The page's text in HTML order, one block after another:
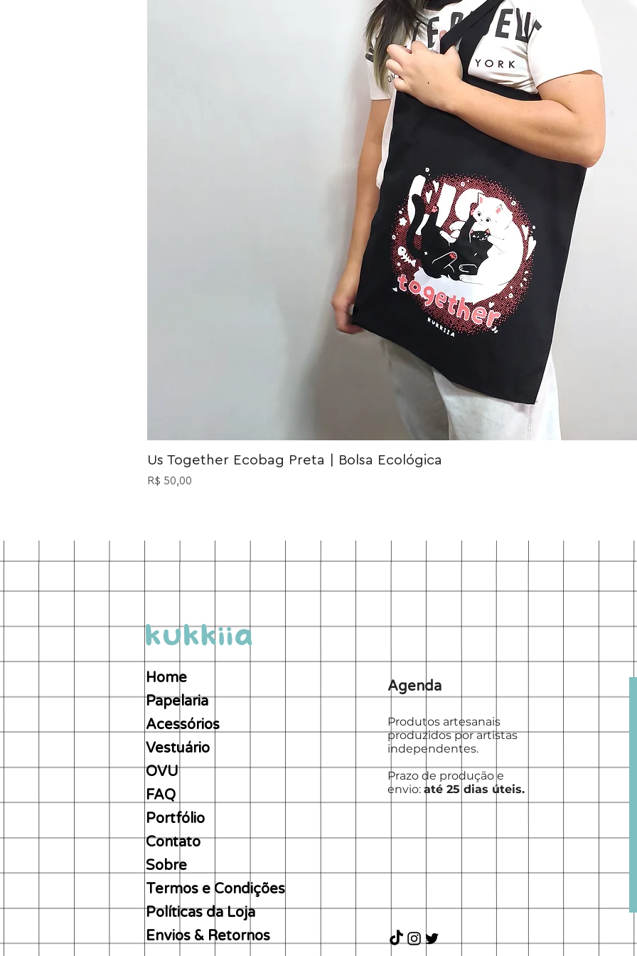
Us Together Ecobag Preta | Bolsa Ecológica
Preço
R$ 50,00
Home
Papelaria
Acessórios
Vestuário
OVU
FAQ
Portfólio
Contato
Sobre
Termos e Condições
Políticas da Loja
Envios & Retornos
Agenda
Produtos artesanais
produzidos por artistas
independentes.
Prazo de produção e
envio: até 25 dias úteis.